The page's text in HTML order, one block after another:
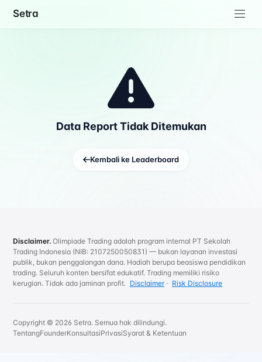
Setra
Data Report Tidak Ditemukan
Kembali ke Leaderboard
Disclaimer. Olimpiade Trading adalah program internal PT Sekolah
Trading Indonesia (NIB: 2107250050831) — bukan layanan investasi
publik, bukan penggalangan dana. Hadiah berupa beasiswa pendidikan
trading. Seluruh konten bersifat edukatif. Trading memiliki risiko
kerugian. Tidak ada jaminan profit. Disclaimer· Risk Disclosure
Copyright © 2026 Setra. Semua hak dilindungi.
TentangFounderKonsultasiPrivasiSyarat & Ketentuan